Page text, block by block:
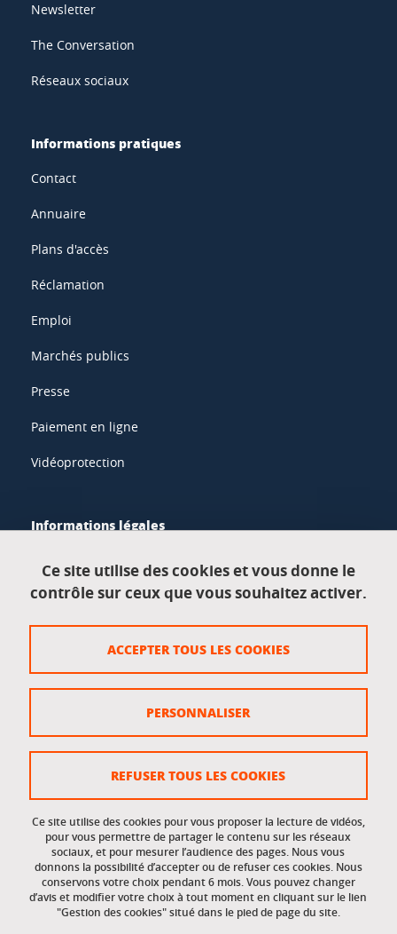
Newsletter
The Conversation
Réseaux sociaux
Informations pratiques
Contact
Annuaire
Plans d'accès
Réclamation
Emploi
Marchés publics
Presse
Paiement en ligne
Vidéoprotection
Informations légales
Données personnelles
Crédits
Gestion des cookies
Accessibilité : non conforme
Accès réservés
Intranet des étudiants et des personnels
Ce site utilise des cookies et vous donne le
contrôle sur ceux que vous souhaitez activer.
Ce site utilise des cookies pour vous proposer la lecture de vidéos,
pour vous permettre de partager le contenu sur les réseaux
sociaux, et pour mesurer l’audience des pages. Nous vous
donnons la possibilité d’accepter ou de refuser ces cookies. Nous
conservons votre choix pendant 6 mois. Vous pouvez changer
d’avis et modifier votre choix à tout moment en cliquant sur le lien
"Gestion des cookies" situé dans le pied de page du site.
ACCEPTER TOUS LES COOKIES
REFUSER TOUS LES COOKIES
PERSONNALISER